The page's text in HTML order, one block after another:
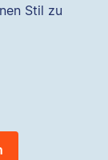
Stil zu